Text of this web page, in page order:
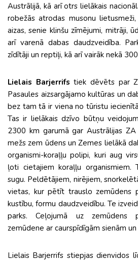
Austrālijā, kā arī otrs lielākais
robežās atrodas musonu
aizas, senie klinšu zīmējumi, mitrāji,
arī varenā dabas daudzveidība.
zīdītāji un reptiļi, kā arī vairāk nekā
Lielais Barjerrifs tiek dēvēts par
Pasaules aizsargājamo kultūras un
bez tam tā ir viena no tūristu
Tas ir lielākais dzīvo būtņu
2300 km garumā gar Austrālijas ZA
mežs zem ūdens un Zemes lielākā
organismi-koraļļu polipi, kuri aug
ļoti cietajiem koraļļu
sugu. Peldētājiem, nirējiem,
vietas, kur pētīt trauslo zemūdens
kustību, formu daudzveidību. Te
parks. Ceļojumā uz zemūdens
zemūdene ar caurspīdīgām sienām un
Lielais Barjerrifs stiepjas dienvidos